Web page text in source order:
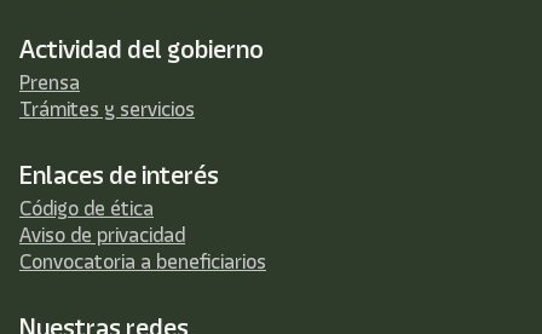
Actividad del gobierno
Prensa
Trámites y servicios
Enlaces de interés
Código de ética
Aviso de privacidad
Convocatoria a beneficiarios